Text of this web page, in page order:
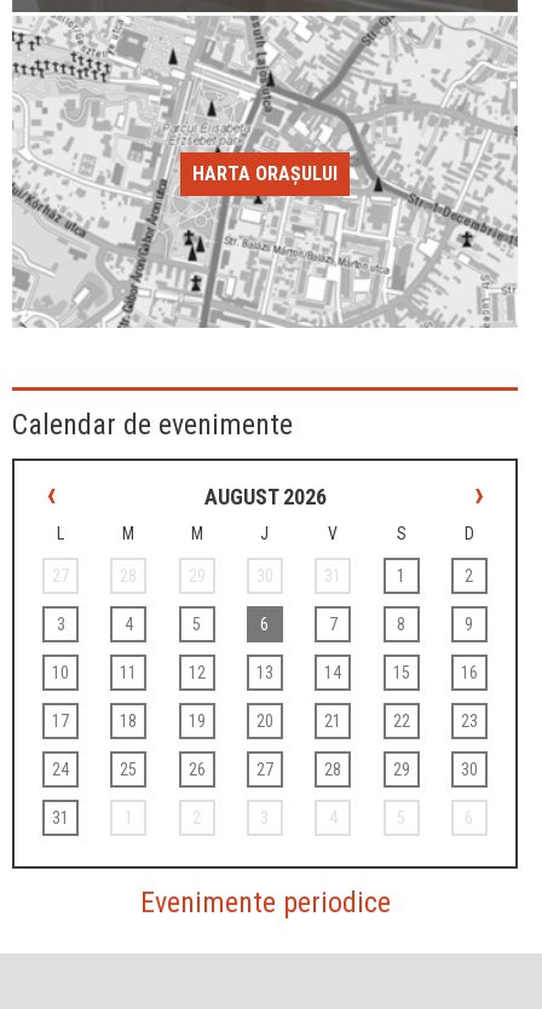
HARTA ORAȘULUI
Calendar de evenimente
‹ AUGUST 2026 ›
L M M J V S D
27 28 29 30 31 1 2
3 4 5 6 7 8 9
10 11 12 13 14 15 16
17 18 19 20 21 22 23
24 25 26 27 28 29 30
31 1 2 3 4 5 6
Evenimente periodice